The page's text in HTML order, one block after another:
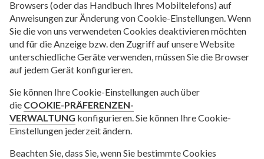
Browsers (oder das Handbuch Ihres Mobiltelefons) auf
Anweisungen zur Änderung von Cookie-Einstellungen. Wenn
Sie die von uns verwendeten Cookies deaktivieren möchten
und für die Anzeige bzw. den Zugriff auf unsere Website
unterschiedliche Geräte verwenden, müssen Sie die Browser
auf jedem Gerät konfigurieren.
Sie können Ihre Cookie-Einstellungen auch über
die COOKIE-PRÄFERENZEN-
VERWALTUNG konfigurieren. Sie können Ihre Cookie-
Einstellungen jederzeit ändern.
Beachten Sie, dass Sie, wenn Sie bestimmte Cookies